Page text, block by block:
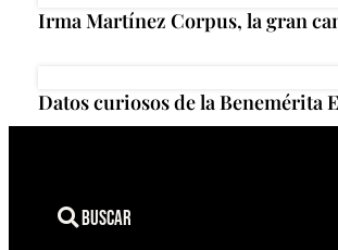
Irma Martínez Corpus, la gran
Datos curiosos de la Benemérita
Buscar